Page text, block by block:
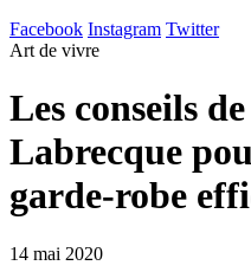
Facebook Instagram Twitter
Art de vivre
Les conseils
Labrecque
garde-robe
14 mai 2020